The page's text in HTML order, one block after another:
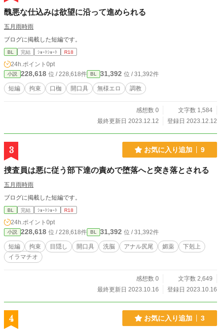
醜悪な仕込みは欲望に沿って進められる
五月雨時雨
ブログに掲載した短編です。
BL 完結 ｼｮｰﾄｼｮｰﾄ R18
24h.ポイント 0pt
小説 228,618 位 / 228,618件 BL 31,392 位 / 31,392件
短編 拘束 口枷 開口具 無様エロ 調教
感想数 0
文字数 1,584
最終更新日 2023.12.12
登録日 2023.12.12
3 お気に入り追加 9
捜査員は悪に従う部下達の責めで堕落へと突き落とされる
五月雨時雨
ブログに掲載した短編です。
BL 完結 ｼｮｰﾄｼｮｰﾄ R18
24h.ポイント 0pt
小説 228,618 位 / 228,618件 BL 31,392 位 / 31,392件
短編 拘束 目隠し 開口具 洗脳 アナル尻尾 媚薬
下剋上
イラマチオ
感想数 0
文字数 2,649
最終更新日 2023.10.16
登録日 2023.10.16
4 お気に入り追加 3